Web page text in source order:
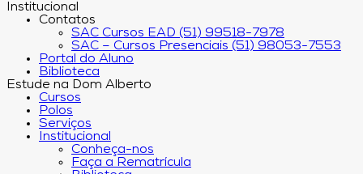
Institucional
Contatos
SAC Cursos EAD (51) 99518-7978
SAC – Cursos Presenciais (51) 98053-7553
Portal do Aluno
Biblioteca
Estude na Dom Alberto
Cursos
Polos
Serviços
Institucional
Conheça-nos
Faça a Rematrícula